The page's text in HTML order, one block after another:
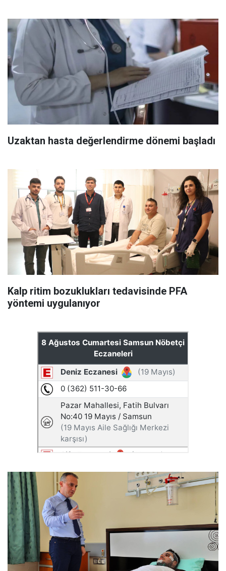
Uzaktan hasta değerlendirme dönemi başladı
Kalp ritim bozuklukları tedavisinde PFA
yöntemi uygulanıyor